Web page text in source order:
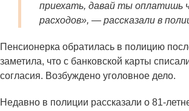
приехать, давай ты оплатишь
расходов», — рассказали в
Пенсионерка обратилась в полицию
заметила, что с банковской карты
согласия. Возбуждено уголовное дело.
Недавно в полиции рассказали о 81-